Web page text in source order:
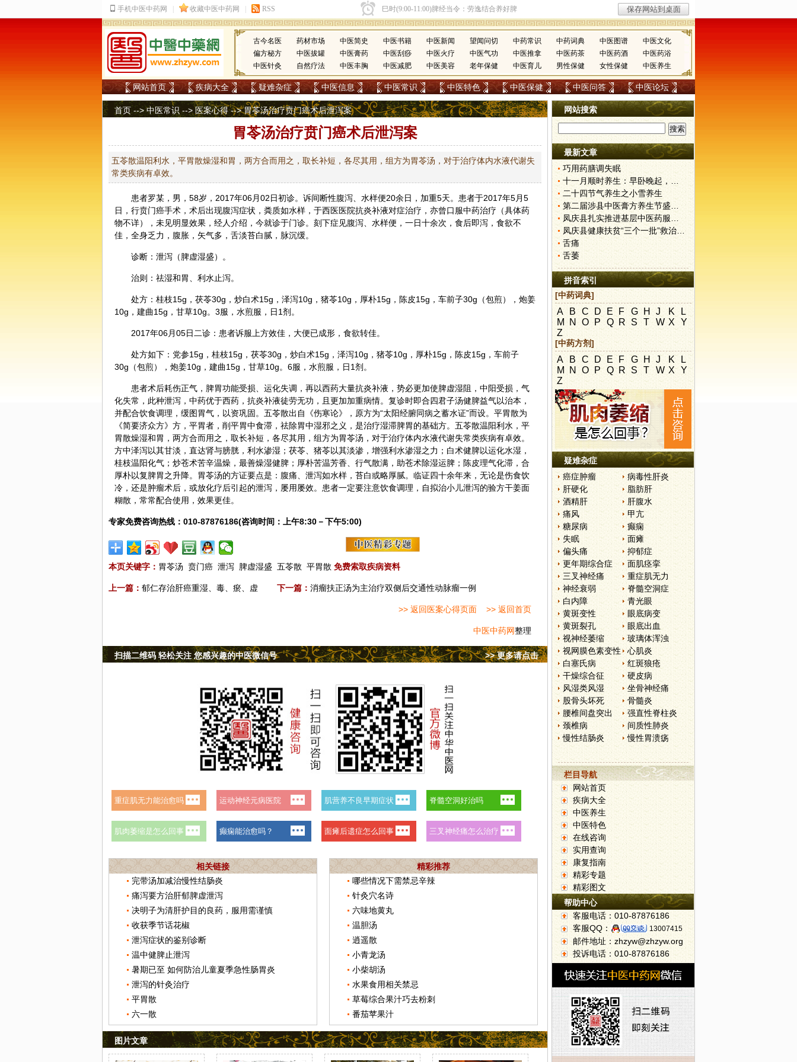
古今名医 药材市场 中医简史 中医书籍 中医新闻 望闻问切 中药常识 中药词典 中医图谱
中医文化
偏方秘方
中医拔罐 中医膏药 中医刮痧 中医火疗 中医气功 中医推拿 中医药茶 中医药酒
中医药浴
中医针灸
自然疗法 中医丰胸 中医减肥 中医美容 老年保健 中医育儿 男性保健 女性保健 中医养生
网站首页 疾病大全 疑难杂症 中医信息 中医常识 中医特色 中医保健 中医问答 中医论坛
首页 -->中医常识 -->医案心得--> 胃苓汤治疗贲门癌术后泄泻案
胃苓汤治疗贲门癌术后泄泻案
五苓散温阳利水，平胃散燥湿和胃，两方合而用之，取长补短，各尽其用，组方为胃苓汤，对于治疗体内水液代谢失
常类疾病有卓效。
患者罗某，男，58岁，2017年06月02日初诊。诉间断性腹泻、水样便20余日，加重5天。患者于2017年5月5
日，行贲门癌手术，术后出现腹泻症状，粪质如水样，于西医医院抗炎补液对症治疗，亦曾口服中药治疗（具体药
物不详），未见明显效果，经人介绍，今就诊于门诊。刻下症见腹泻、水样便，一日十余次，食后即泻，食欲不
佳，全身乏力，腹胀，矢气多，舌淡苔白腻，脉沉缓。
诊断 ：泄泻（脾虚湿盛）。
治则：祛湿和胃、利水止泻。
处方： 桂枝15g， 茯苓30g，炒白术15g， 泽泻10g， 猪苓10g， 厚朴15g， 陈皮15g， 车前子30g（包煎）， 炮姜
10g，建曲15g， 甘草10g。3服，水煎服，日1剂。
2017年06月05日二诊：患者诉服上方效佳，大便已成形，食欲转佳。
处方如下： 党参15g，桂枝15g，茯苓30g，炒白术15g，泽泻10g，猪苓10g，厚朴15g，陈皮15g，车前子
30g（包煎），炮姜10g，建曲15g，甘草10g。6服，水煎服，日1剂。
患者术后耗伤正气，脾胃功能受损、运化失调，再以西药大量抗炎补液，势必更加使脾虚湿阻，中阳受损，气
化失常，此种泄泻，中药优于西药，抗炎补液徒劳无功，且更加加重病情。复诊时即合四君子汤健脾益气以治本，
并配合饮食调理，缓图胃气，以资巩固。 五苓散出自《伤寒论》，原方为“太阳经腑同病之蓄水证”而设。平胃散为
《简要济众方》方，平胃者，削平胃中食滞，祛除胃中湿邪之义，是治疗湿滞脾胃的基础方。五苓散温阳利水，平
胃散燥湿和胃，两方合而用之，取长补短，各尽其用，组方为胃苓汤，对于治疗体内水液代谢失常类疾病有卓效。
方中泽泻以其甘淡，直达肾与膀胱，利水渗湿；茯苓、猪苓以其淡渗，增强利水渗湿之力；白术健脾以运化水湿，
桂枝温阳化气；炒苍术苦辛温燥，最善燥湿健脾；厚朴苦温芳香、行气散满，助苍术除湿运脾；陈皮理气化滞，合
厚朴以复脾胃之升降。胃苓汤的方证要点是：腹痛、泄泻如水样，苔白或略厚腻。临证四十余年来，无论是伤食饮
冷，还是肿瘤术后，或放化疗后引起的泄泻，屡用屡效。患者一定要注意饮食调理，自拟治小儿泄泻的验方干姜面
糊散，常常配合使用，效果更佳。
专家免费咨询热线：010-87876186(咨询时间：上午8:30－下午5:00)
本页关键字： 胃苓汤 贲门癌 泄泻 脾虚湿盛 五苓散 平胃散 免费索取疾病资料
上一篇： 郁仁存治肝癌重湿、毒、瘀、虚 下一篇： 消瘤扶正汤为主治疗双侧后交通性动脉瘤一例
>> 返回医案心得页面 >> 返回首页
中医中药网整理
>> 更多请点击
扫描二维码 轻松关注 您感兴趣的中医微信号
相关链接
完带汤加减治慢性结肠炎
痛泻要方治肝郁脾虚泄泻
决明子为清肝护目的良药，服用需谨慎
收获季节话花椒
泄泻症状的鉴别诊断
温中健脾止泄泻
暑期已至 如何防治儿童夏季急性肠胃炎
泄泻的针灸治疗
平胃散
六一散
精彩推荐
哪些情况下需禁忌辛辣
针灸穴名诗
六味地黄丸
温胆汤
逍遥散
小青龙汤
小柴胡汤
水果食用相关禁忌
草莓综合果汁巧去粉刺
番茄苹果汁
图片文章
网站搜索
最新文章
巧用药膳调失眠
十一月顺时养生：早卧晚起，保护阳气
二十四节气养生之小雪养生
第二届涉县中医膏方养生节盛大开幕
凤庆县扎实推进基层中医药服务能力建设促进健康扶贫
凤庆县健康扶贫“三个一批”救治有效开展
舌痛
舌萎
拼音索引
[中药词典]
A B C D E F G H J K
L
M N O P Q R S T W X
Y
Z
[中药方剂]
A B C D E F G H J K
L
M N O P Q R S T W X
Y
Z
疑难杂症
癌症肿瘤
病毒性肝炎
肝硬化
脂肪肝
酒精肝
肝腹水
痛风
甲亢
糖尿病
癫痫
失眠
面瘫
偏头痛
抑郁症
更年期综合症
面肌痉挛
三叉神经痛
重症肌无力
神经衰弱
脊髓空洞症
白内障
青光眼
黄斑变性
眼底病变
黄斑裂孔
眼底出血
视神经萎缩
玻璃体浑浊
视网膜色素变性
心肌炎
白塞氏病
红斑狼疮
干燥综合征
硬皮病
风湿类风湿
坐骨神经痛
股骨头坏死
骨髓炎
腰椎间盘突出
强直性脊柱炎
颈椎病
间质性肺炎
慢性结肠炎
慢性胃溃疡
栏目导航
网站首页
疾病大全
中医养生
中医特色
在线咨询
实用查询
康复指南
精彩专题
精彩图文
帮助中心
客服电话：010-87876186
客服QQ：
13007415
邮件地址：zhzyw@zhzyw.org
投诉电话：010-87876186